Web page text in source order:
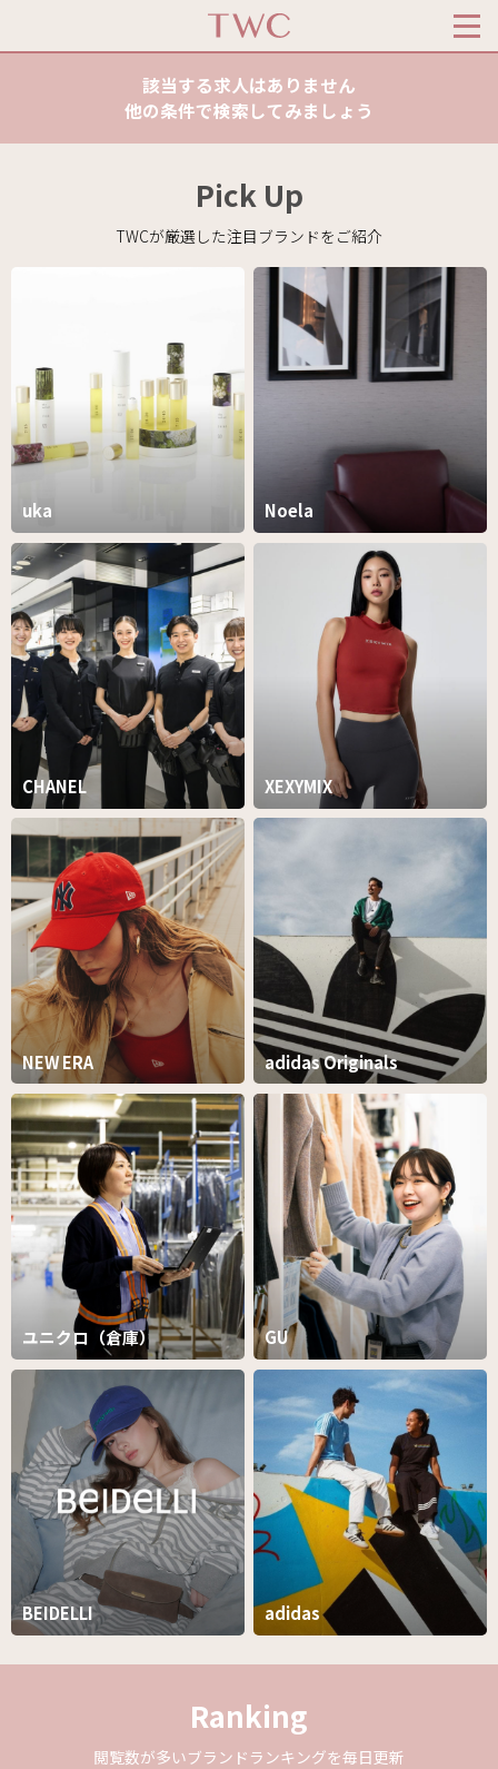
該当する求人はありません
他の条件で検索してみましょう
Pick Up
TWCが厳選した注目ブランドをご紹介
uka Noela
CHANEL XEXYMIX
NEW ERA adidas Originals
ユニクロ（倉庫） GU
BEIDELLI adidas
Ranking
閲覧数が多いブランドランキングを毎日更新